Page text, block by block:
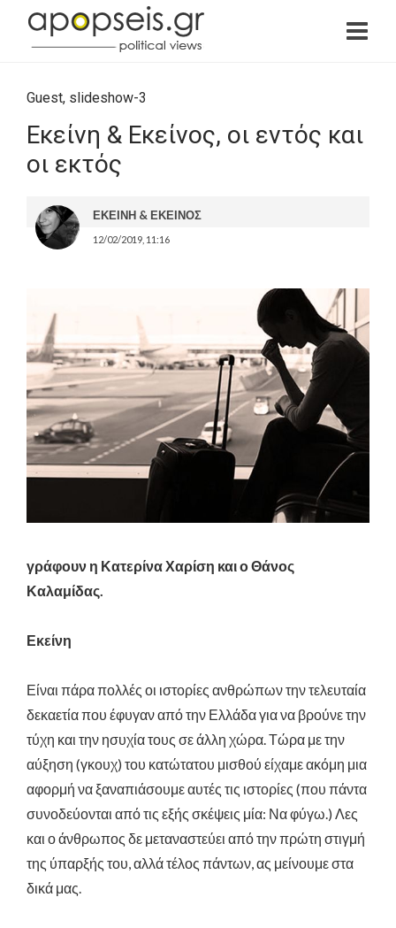
Guest, slideshow-3
Εκείνη & Εκείνος, οι εντός και
οι εκτός
ΕΚΕΙΝΗ & ΕΚΕΙΝΟΣ
12/02/2019, 11:16
γράφουν η Κατερίνα Χαρίση και ο Θάνος
Καλαμίδας.
Εκείνη
Είναι πάρα πολλές οι ιστορίες ανθρώπων την τελευταία
δεκαετία που έφυγαν από την Ελλάδα για να βρούνε την
τύχη και την ησυχία τους σε άλλη χώρα. Τώρα με την
αύξηση (γκουχ) του κατώτατου μισθού είχαμε ακόμη μια
αφορμή να ξαναπιάσουμε αυτές τις ιστορίες (που πάντα
συνοδεύονται από τις εξής σκέψεις μία: Να φύγω.) Λες
και ο άνθρωπος δε μεταναστεύει από την πρώτη στιγμή
της ύπαρξής του, αλλά τέλος πάντων, ας μείνουμε στα
δικά μας.